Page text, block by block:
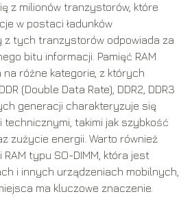
z milionów tranzystorów, które
w postaci ładunków
z tych tranzystorów odpowiada za
bitu informacji. Pamięć RAM
różne kategorie, z których
(Double Data Rate), DDR2, DDR3
generacji charakteryzuje się
takimi jak szybkość
zużycie energii. Warto również
typu SO-DIMM, która jest
i innych urządzeniach mobilnych,
ma kluczowe znaczenie.